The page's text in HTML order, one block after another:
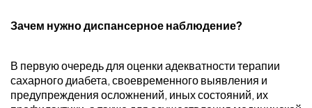
Зачем нужно диспансерное наблюдение?
В первую очередь для оценки адекватности терапии
сахарного диабета, своевременного выявления и
предупреждения осложнений, иных состояний, их